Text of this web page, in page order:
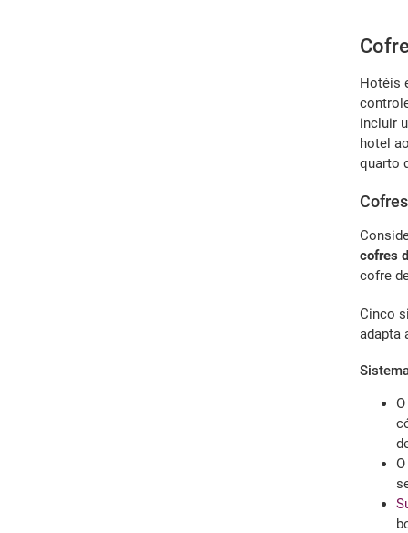
Hotéis
incluir
hotel
quarto
cofres
cofre
Cinco
adapta